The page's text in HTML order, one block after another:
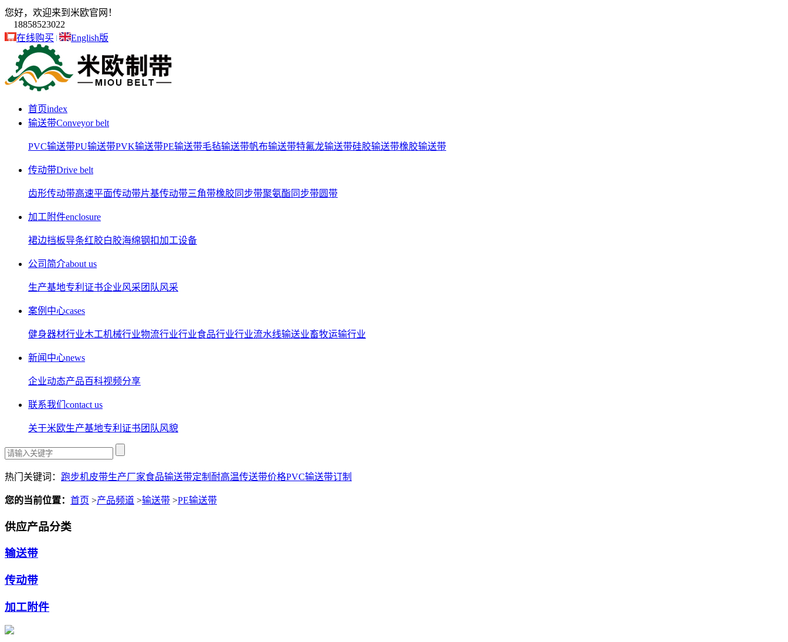
您好，欢迎来到米欧官网！
18858523022
在线购买
English版
首页index
输送带Conveyor belt
PVC输送带PU输送带PVK输送带PE输送带毛毡输送带帆布输送带特氟龙输送带硅胶输送带橡胶输送带
传动带Drive belt
齿形传动带高速平面传动带片基传动带三角带橡胶同步带聚氨酯同步带圆带
加工附件enclosure
裙边挡板导条红胶白胶海绵钢扣加工设备
公司简介about us
生产基地专利证书企业风采 团队风采
案例中心cases
健身器材行业木工机械行业物流行业行业食品行业行业流水线输送业畜牧运输行业
新闻中心news
企业动态产品百科视频分享
联系我们 contact us
关于米欧生产基地专利证书 团队风貌
热门关键词： 跑步机皮带生产厂家食品输送带定制 耐高温传送带价格PVC输送带订制
您的当前位置： 首页 >产品频道 >输送带 >PE输送带
供应产品分类
输送带
传动带
加工附件